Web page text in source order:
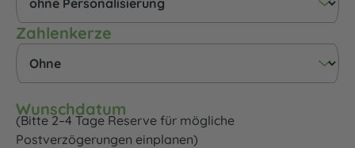
Zahlenkerze
Wunschdatum
(Bitte 2–4 Tage Reserve für mögliche
Postverzögerungen einplanen)